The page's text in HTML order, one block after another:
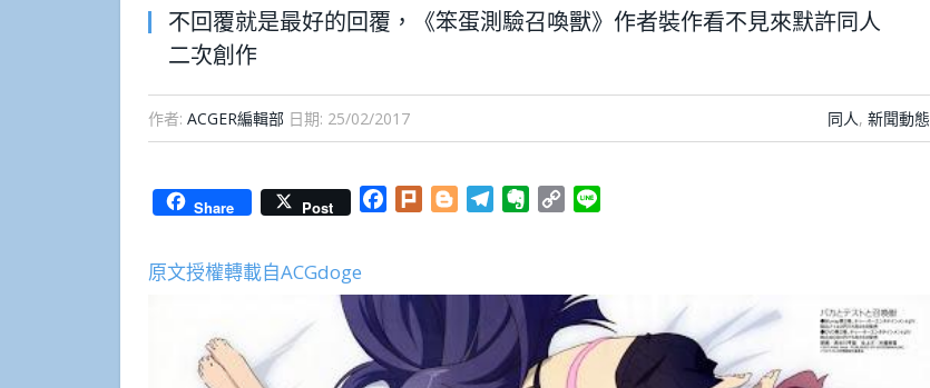
不回覆就是最好的回覆，《笨蛋測驗召喚獸》作者裝作看不見來默許同人
二次創作
作者: ACGER編輯部 日期: 25/02/2017 同人, 新聞動態
Share Post Facebook
Plurk BloggerTelegramEvernote
Copy
原文授權轉載自ACGdoge